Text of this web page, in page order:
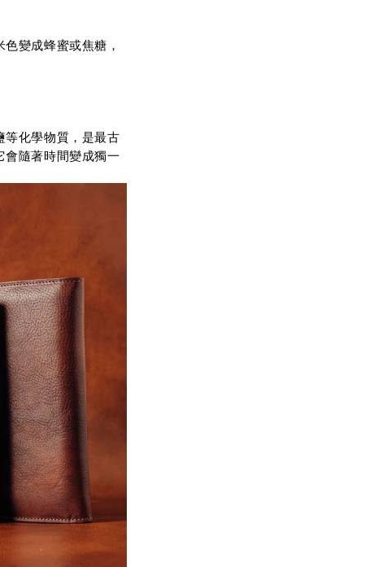
變成蜂蜜或焦糖，
等化學物質，是最古
會隨著時間變成獨一